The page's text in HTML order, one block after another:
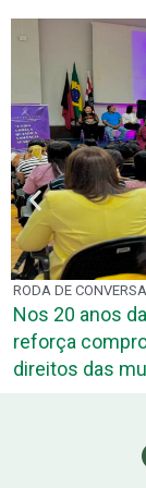
RODA DE CONVERSA
Nos 20 anos
reforça
direitos das